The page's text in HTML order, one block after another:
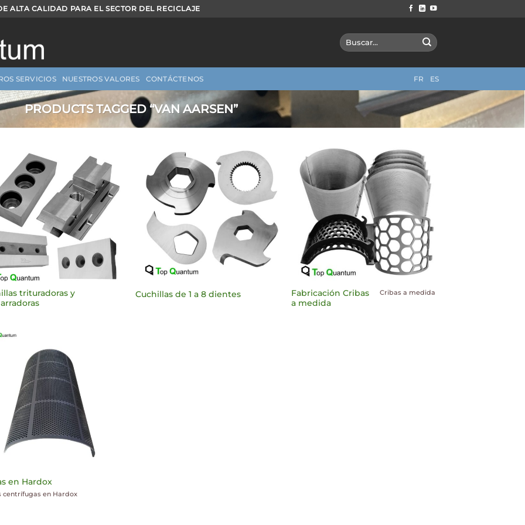
ALTA CALIDAD PARA EL SECTOR DEL RECICLAJE
Search
for:
SERVICIOS NUESTROS VALORES CONTÁCTENOS FR ES
PRODUCTS TAGGED “VAN AARSEN”
trituradoras y
Cuchillas de 1 a 8 dientes
Fabricación Cribas
a medida
Cribas a medida
en Hardox
centrífugas en Hardox